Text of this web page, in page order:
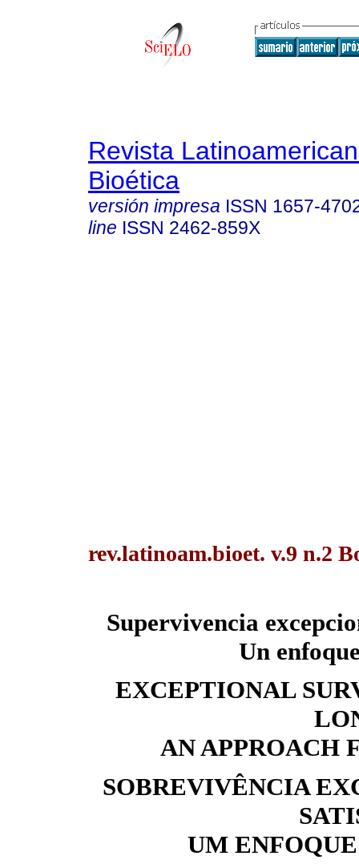
Revista
Bioética
versión impresa ISSN 1657-
line ISSN 2462-859X
rev.latinoam.bioet. v.9 n.2
Supervivencia
Un
EXCEPTIONAL
AN APPROACH
SOBREVIVÊNCIA
UM